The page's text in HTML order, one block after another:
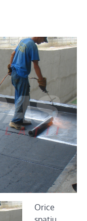
Orice